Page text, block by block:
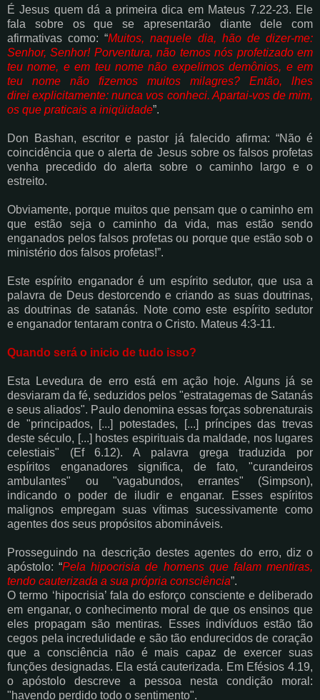
É Jesus quem dá a primeira dica em Mateus 7.22-23. Ele
fala sobre os que se apresentarão diante dele com
afirmativas como: “Muitos, naquele dia, hão de dizer-me:
Senhor,Senhor! Porventura, não temos nós profetizado em
teu nome, e em teu nome não expelimos demônios, e em
teu nome não fizemos muitos milagres? Então, lhes
direiexplicitamente: nunca vos conheci. Apartai-vos de mim,
os que praticais a iniqüidade”.
Don Bashan, escritor e pastor já falecido afirma: “Não é
coincidência que o alerta de Jesus sobre os falsos profetas
venha precedido do alerta sobre o caminho largo e o
estreito.
Obviamente, porque muitos que pensam que o caminho em
que estão seja o caminho da vida, mas estão sendo
enganados pelos falsos profetas ou porque que estão sob o
ministério dos falsos profetas!”.
Este espírito enganador é um espírito sedutor, que usa a
palavra de Deus destorcendo e criando as suas doutrinas,
as doutrinas de satanás. Note como este espírito sedutor
e enganador tentaram contra o Cristo. Mateus 4:3-11.
Quando será o inicio de tudo isso?
Esta Levedura de erro está em ação hoje. Alguns já se
desviaram da fé, seduzidos pelos "estratagemas de Satanás
e seus aliados". Paulo denomina essas forças sobrenaturais
de "principados, [...] potestades, [...] príncipes das trevas
deste século, [...] hostes espirituais da maldade, nos lugares
celestiais" (Ef 6.12). A palavra grega traduzida por
espíritos enganadores significa, de fato, "curandeiros
ambulantes" ou "vagabundos, errantes" (Simpson),
indicando o poder de iludir e enganar. Esses espíritos
malignos empregam suasvítimas sucessivamente como
agentes dos seus propósitos abomináveis.
Prosseguindo na descrição destes agentes do erro, diz o
apóstolo: “Pela hipocrisia de homens que falammentiras,
tendo cauterizada a sua própria consciência”.
O termo ‘hipocrisia’ fala doesforço consciente e deliberado
em enganar, o conhecimento moral de que os ensinos que
eles propagam são mentiras. Esses indivíduos estão tão
cegos pela incredulidade e são tão endurecidos de coração
que a consciência não é mais capaz de exercer suas
funções designadas. Ela está cauterizada. Em Efésios 4.19,
o apóstolo descreve a pessoa nesta condição moral:
"havendo perdido todo o sentimento".